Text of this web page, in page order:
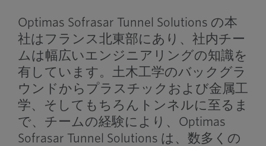
Optimas Sofrasar Tunnel Solutions の本
社はフランス北東部にあり、社内チー
ムは幅広いエンジニアリングの知識を
有しています。土木工学のバックグラ
ウンドからプラスチックおよび金属工
学、そしてもちろんトンネルに至るま
で、チームの経験により、Optimas
Sofrasar Tunnel Solutions は、数多くの